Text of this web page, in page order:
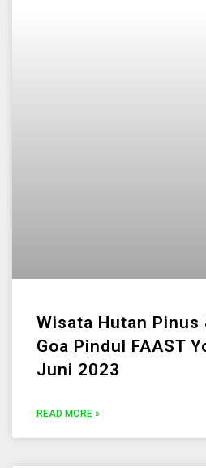
Wisata Hutan Pinus
Goa Pindul FAAST
Juni 2023
READ MORE »